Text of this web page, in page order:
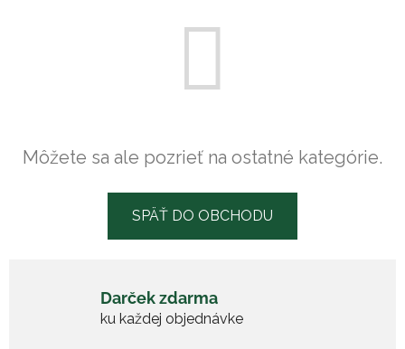
Môžete sa ale pozrieť na ostatné kategórie.
SPÄŤ DO OBCHODU
Darček zdarma
ku každej objednávke